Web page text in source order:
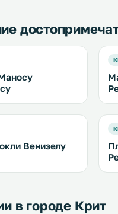
Венизелу
в городе Крит